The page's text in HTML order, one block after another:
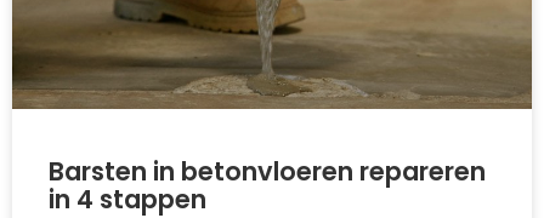
Barsten in betonvloeren repareren
in 4 stappen